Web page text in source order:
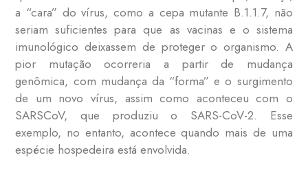
a “cara” do vírus, como a cepa mutante B.1.1.7, não
seriam suficientes para que as vacinas e o sistema
imunológico deixassem de proteger o organismo. A
pior mutação ocorreria a partir de mudança
genômica, com mudança da “forma” e o surgimento
de um novo vírus, assim como aconteceu com o
SARSCoV, que produziu o SARS-CoV-2. Esse
exemplo, no entanto, acontece quando mais de uma
espécie hospedeira está envolvida.